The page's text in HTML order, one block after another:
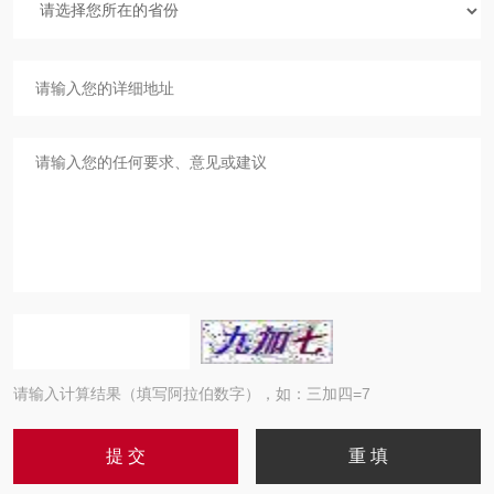
请输入计算结果（填写阿拉伯数字），如：三加四=7